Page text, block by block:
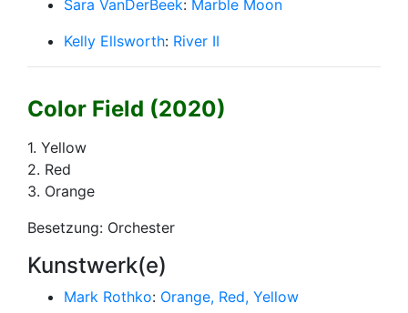
Sara VanDerBeek: Marble Moon
Kelly Ellsworth: River II
Color Field (2020)
1. Yellow
2. Red
3. Orange
Besetzung: Orchester
Kunstwerk(e)
Mark Rothko: Orange, Red, Yellow